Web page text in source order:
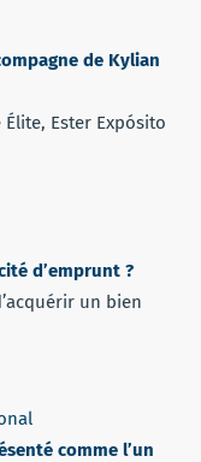
de Kylian
Ester Expósito
d’emprunt ?
un bien
comme l’un